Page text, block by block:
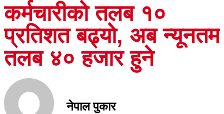
कर्मचारीको तलब १०
प्रतिशत बढ्यो, अब न्यूनतम
तलब ४० हजार हुने
नेपाल पुकार